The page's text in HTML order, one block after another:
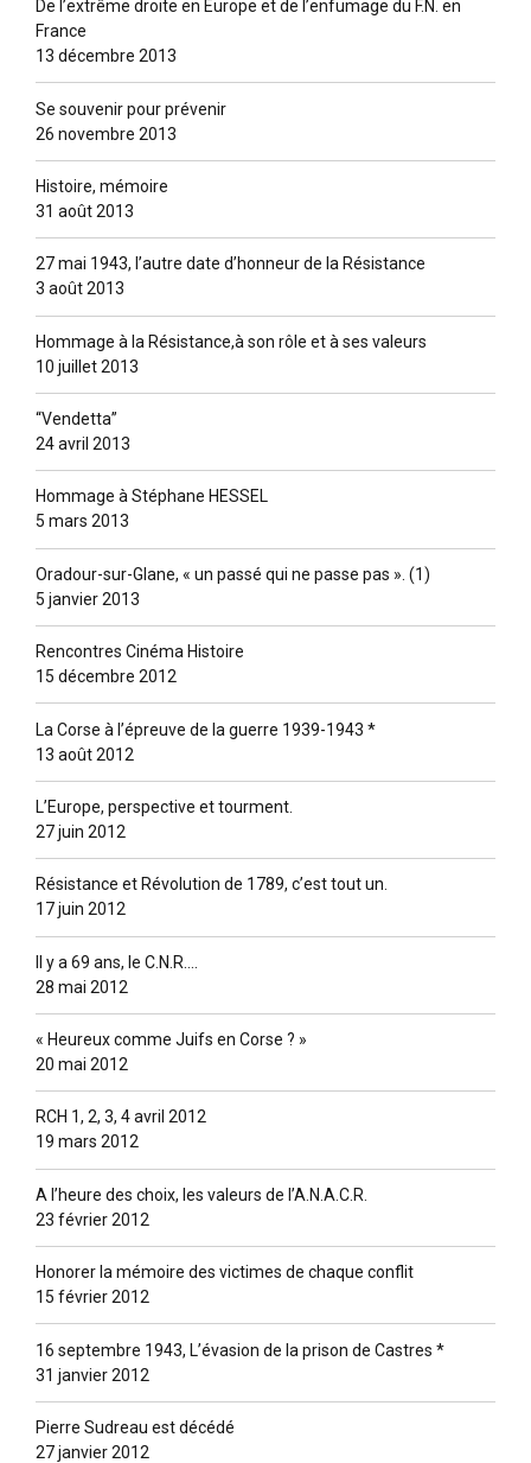
De l’extrême droite en Europe et de l’enfumage du F.N. en
France
13 décembre 2013
Se souvenir pour prévenir
26 novembre 2013
Histoire, mémoire
31 août 2013
27 mai 1943, l’autre date d’honneur de la Résistance
3 août 2013
Hommage à la Résistance,à son rôle et à ses valeurs
10 juillet 2013
“Vendetta”
24 avril 2013
Hommage à Stéphane HESSEL
5 mars 2013
Oradour-sur-Glane, « un passé qui ne passe pas ». (1)
5 janvier 2013
Rencontres Cinéma Histoire
15 décembre 2012
La Corse à l’épreuve de la guerre 1939-1943 *
13 août 2012
L’Europe, perspective et tourment.
27 juin 2012
Résistance et Révolution de 1789, c’est tout un.
17 juin 2012
Il y a 69 ans, le C.N.R….
28 mai 2012
« Heureux comme Juifs en Corse ? »
20 mai 2012
RCH 1, 2, 3, 4 avril 2012
19 mars 2012
A l’heure des choix, les valeurs de l’A.N.A.C.R.
23 février 2012
Honorer la mémoire des victimes de chaque conflit
15 février 2012
16 septembre 1943, L’évasion de la prison de Castres *
31 janvier 2012
Pierre Sudreau est décédé
27 janvier 2012